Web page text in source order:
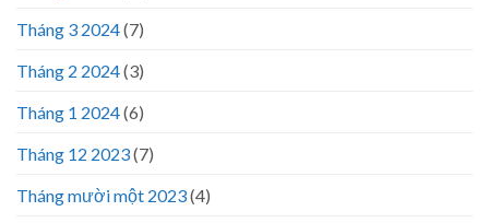
Tháng 3 2024(7)
Tháng 2 2024(3)
Tháng 1 2024(6)
Tháng 12 2023(7)
Tháng mười một 2023(4)